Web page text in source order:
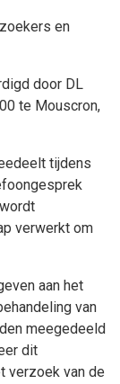
en
door DL
te Mouscron,
tijdens
verwerkt om
aan het
van
meegedeeld
dit
verzoek van de